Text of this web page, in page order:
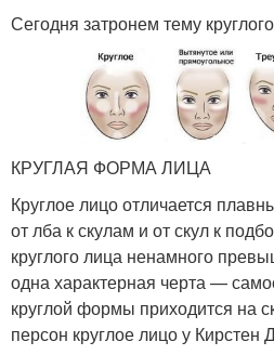
Сегодня затронем тему
КРУГЛАЯ ФОРМА ЛИЦА
Круглое лицо отличается
от лба к скулам и от скул к
круглого лица ненамного
одна характерная черта —
круглой формы приходится на
персон круглое лицо у